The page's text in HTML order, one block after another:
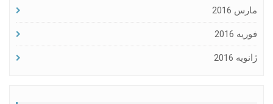
مارس 2016
فوریه 2016
ژانویه 2016